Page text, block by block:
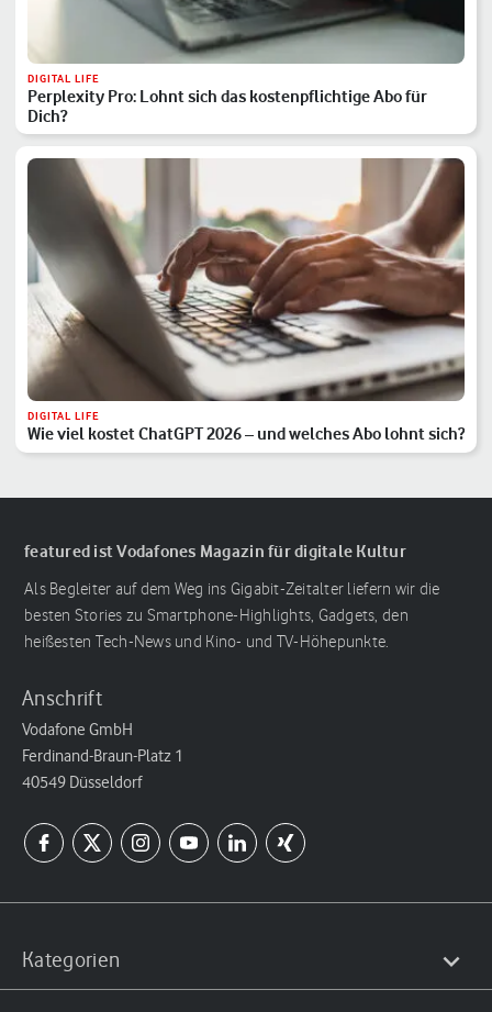
DIGITAL LIFE
Perplexity Pro: Lohnt sich das kostenpflichtige Abo für
Dich?
DIGITAL LIFE
Wie viel kostet ChatGPT 2026 – und welches Abo lohnt sich?
featured ist Vodafones Magazin für digitale Kultur
Als Begleiter auf dem Weg ins Gigabit-Zeitalter liefern wir die
besten Stories zu Smartphone-Highlights, Gadgets, den
heißesten Tech-News und Kino- und TV-Höhepunkte.
Anschrift
Vodafone GmbH
Ferdinand-Braun-Platz 1
40549 Düsseldorf
Kategorien